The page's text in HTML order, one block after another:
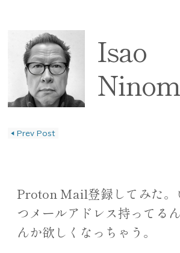
Isao
◀ Prev Post
Proton Mail登録してみた。
つメールアドレス持ってる
んか欲しくなっちゃう。